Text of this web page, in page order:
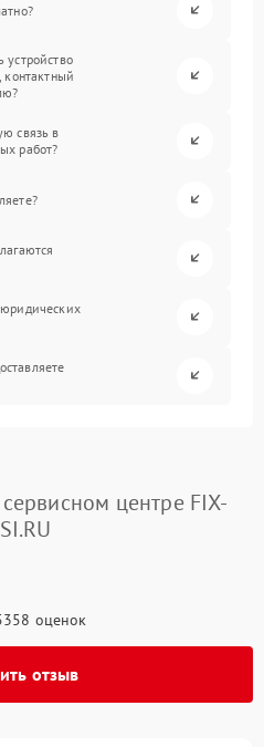
контактный
связь в
работ?
центре FIX-
оценок
отзыв